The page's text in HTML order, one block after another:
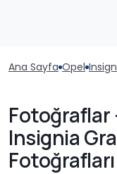
Ana Sayfa Opel
Fotoğraflar
Insignia
Fotoğrafları